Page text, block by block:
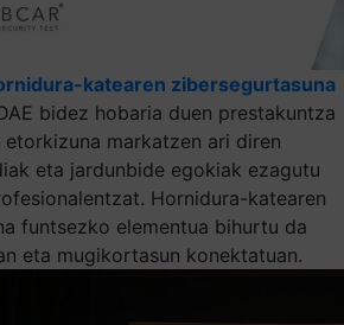
katearen zibersegurtasuna
bidez hobaria duen prestakuntza
etorkizuna markatzen ari diren
eta jardunbide egokiak ezagutu
Hornidura-katearen
funtsezko elementua bihurtu da
eta mugikortasun konektatuan.